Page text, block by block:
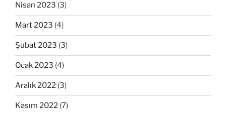
Nisan 2023 (3)
Mart 2023 (4)
Şubat 2023 (3)
Ocak 2023 (4)
Aralık 2022 (3)
Kasım 2022 (7)